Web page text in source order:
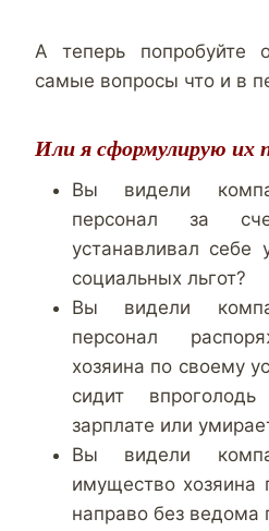
А теперь попробуйте
самые вопросы что и в
Или я сформулирую их
Вы видели
персонал за
устанавливал себе
социальных льгот?
Вы видели
персонал
хозяина по своему
сидит
зарплате или
Вы видели
имущество хозяина
направо без ведома